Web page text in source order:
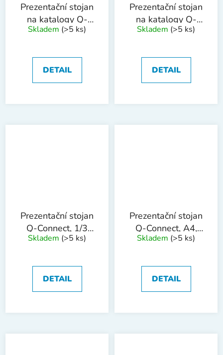
Prezentační stojan
na katalogy Q-
Connect, A5
Skladem (>5 ks)
DETAIL
Prezentační stojan
na katalogy Q-
Connect, A4
Skladem (>5 ks)
DETAIL
Prezentační stojan
Q-Connect, 1/3
A4, čtyřpatrový
Skladem (>5 ks)
DETAIL
Prezentační stojan
Q-Connect, A4,
třípatrový
Skladem (>5 ks)
DETAIL